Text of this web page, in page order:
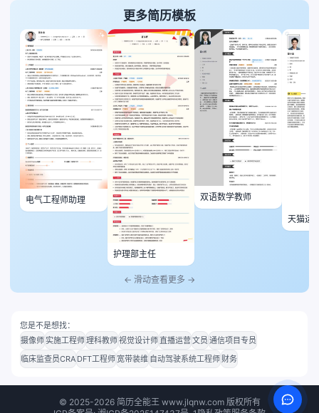
更多简历模板
电气工程师助理
护理部主任
双语数学教师
天猫运
← 滑动查看更多 →
您是不是想找：
摄像师实施工程师理科教师视觉设计师直播运营文员 通信项目专员
临床监查员CRA DFT工程师宽带装维 自动驾驶系统工程师 财务
© 2025-2026简历全能王 www.jlqnw.com 版权所有